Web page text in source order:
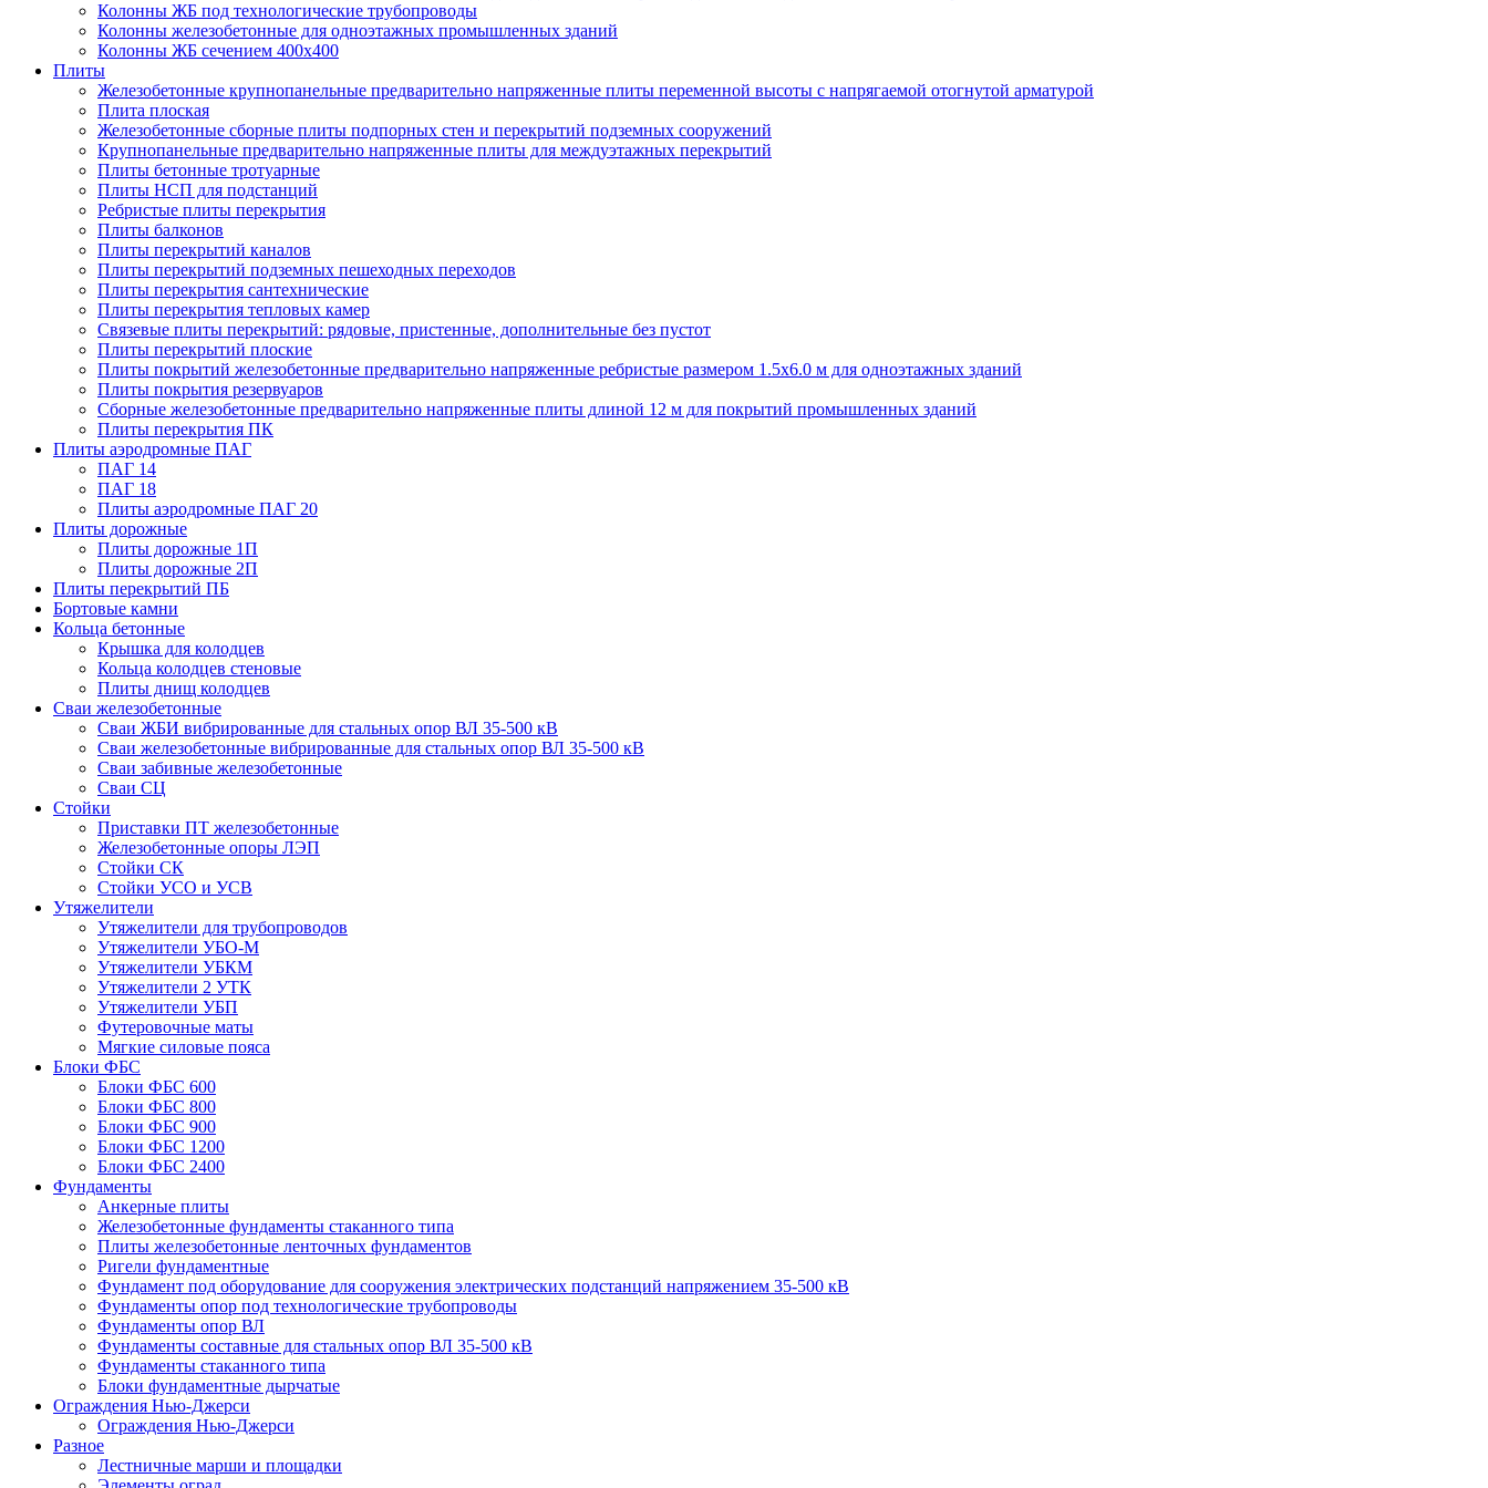
Колонны ЖБ под технологические трубопроводы
Колонны железобетонные для одноэтажных промышленных зданий
Колонны ЖБ сечением 400х400
Плиты
Железобетонные крупнопанельные предварительно напряженные плиты переменной высоты с напрягаемой отогнутой арматурой
Плита плоская
Железобетонные сборные плиты подпорных стен и перекрытий подземных сооружений
Крупнопанельные предварительно напряженные плиты для междуэтажных перекрытий
Плиты бетонные тротуарные
Плиты НСП для подстанций
Ребристые плиты перекрытия
Плиты балконов
Плиты перекрытий каналов
Плиты перекрытий подземных пешеходных переходов
Плиты перекрытия сантехнические
Плиты перекрытия тепловых камер
Связевые плиты перекрытий: рядовые, пристенные, дополнительные без пустот
Плиты перекрытий плоские
Плиты покрытий железобетонные предварительно напряженные ребристые размером 1.5х6.0 м для одноэтажных зданий
Плиты покрытия резервуаров
Сборные железобетонные предварительно напряженные плиты длиной 12 м для покрытий промышленных зданий
Плиты перекрытия ПК
Плиты аэродромные ПАГ
ПАГ 14
ПАГ 18
Плиты аэродромные ПАГ 20
Плиты дорожные
Плиты дорожные 1П
Плиты дорожные 2П
Плиты перекрытий ПБ
Бортовые камни
Кольца бетонные
Крышка для колодцев
Кольца колодцев стеновые
Плиты днищ колодцев
Сваи железобетонные
Сваи ЖБИ вибрированные для стальных опор ВЛ 35-500 кВ
Сваи железобетонные вибрированные для стальных опор ВЛ 35-500 кВ
Сваи забивные железобетонные
Сваи СЦ
Стойки
Приставки ПТ железобетонные
Железобетонные опоры ЛЭП
Стойки СК
Стойки УСО и УСВ
Утяжелители
Утяжелители для трубопроводов
Утяжелители УБО-М
Утяжелители УБКМ
Утяжелители 2 УТК
Утяжелители УБП
Футеровочные маты
Мягкие силовые пояса
Блоки ФБС
Блоки ФБС 600
Блоки ФБС 800
Блоки ФБС 900
Блоки ФБС 1200
Блоки ФБС 2400
Фундаменты
Анкерные плиты
Железобетонные фундаменты стаканного типа
Плиты железобетонные ленточных фундаментов
Ригели фундаментные
Фундамент под оборудование для сооружения электрических подстанций напряжением 35-500 кВ
Фундаменты опор под технологические трубопроводы
Фундаменты опор ВЛ
Фундаменты составные для стальных опор ВЛ 35-500 кВ
Фундаменты стаканного типа
Блоки фундаментные дырчатые
Ограждения Нью-Джерси
Ограждения Нью-Джерси
Разное
Лестничные марши и площадки